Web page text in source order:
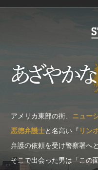
アメリカ東部の街、 ニュー
悪徳弁護士と名高い『 リン
弁護の依頼を受け警察署へ
そこで出会った男は「この